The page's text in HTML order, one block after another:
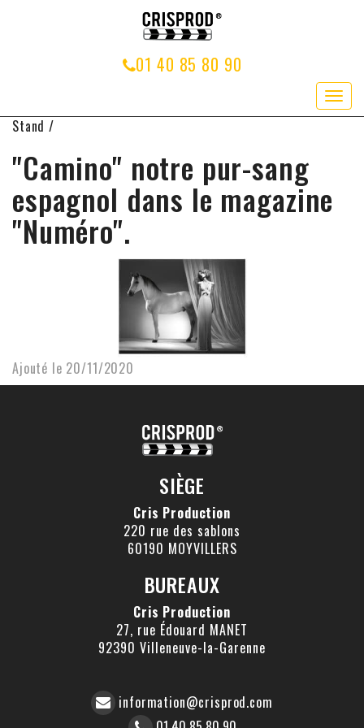
01 40 85 80 90
Stand /
"Camino" notre pur-sang
espagnol dans le magazine
"Numéro".
Ajouté le 20/11/2020
SIÈGE
Cris Production
220 rue des sablons
60190 MOYVILLERS
BUREAUX
Cris Production
27, rue Édouard MANET
92390 Villeneuve-la-Garenne
information@crisprod.com